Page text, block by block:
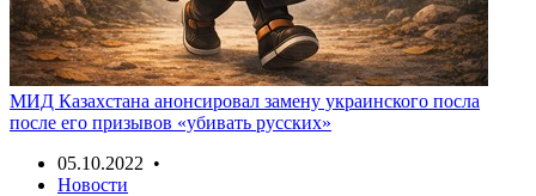
МИД Казахстана анонсировал замену украинского посла
после его призывов «убивать русских»
05.10.2022 •
Новости